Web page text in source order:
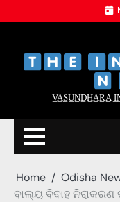
to
V̲A̲S̲U̲N̲D̲H̲A̲R̲A̲
Home
Odisha
ବାଲ୍ୟ ବିବାହ